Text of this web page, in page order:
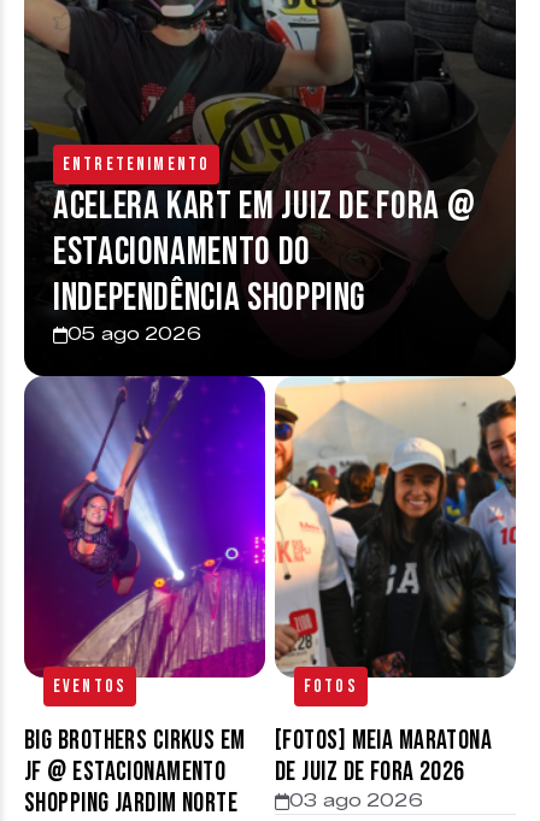
Entretenimento
Acelera Kart em Juiz de Fora @
estacionamento do
Independência Shopping
05 ago 2026
Eventos
Big Brothers Cirkus em
JF @ estacionamento
Shopping Jardim Norte
Fotos
[FOTOS] Meia Maratona
de Juiz de Fora 2026
03 ago 2026